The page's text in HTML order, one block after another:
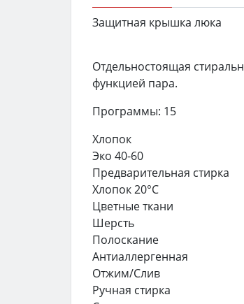
Защитная крышка люка
Отдельностоящая
функцией пара.
Программы: 15
Хлопок
Эко 40-60
Предварительная стирка
Хлопок 20°C
Цветные ткани
Шерсть
Полоскание
Антиаллергенная
Отжим/Слив
Ручная стирка